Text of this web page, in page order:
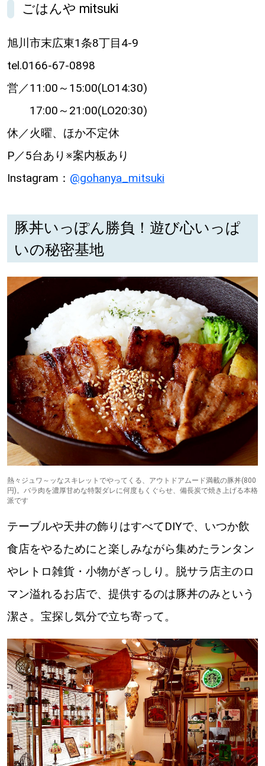
運営会社
情報提供・お問い合わせ
閉じる
ごはんや mitsuki
旭川市末広東1条8丁目4-9
tel.0166-67-0898
営／11:00～15:00(LO14:30)
17:00～21:00(LO20:30)
休／火曜、ほか不定休
P／5台あり※案内板あり
Instagram： @gohanya_mitsuki
豚丼いっぽん勝負！遊び心いっぱ
いの秘密基地
熱々ジュワ～ッなスキレットでやってくる、アウトドアムード満載の豚丼(800
円)。バラ肉を濃厚甘めな特製ダレに何度もくぐらせ、備長炭で焼き上げる本格
派です
テーブルや天井の飾りはすべてDIYで、いつか飲
食店をやるためにと楽しみながら集めたランタン
やレトロ雑貨・小物がぎっしり。脱サラ店主のロ
マン溢れるお店で、提供するのは豚丼のみという
潔さ。宝探し気分で立ち寄って。